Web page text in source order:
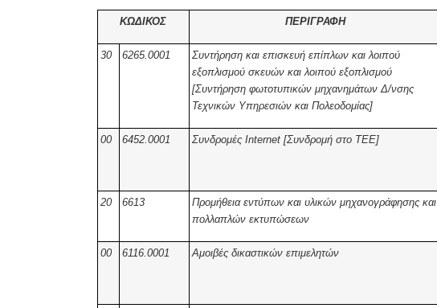
ΚΩΔΙΚΟΣ ΠΕΡΙΓΡΑΦΗ
30 6265.0001
Συντήρηση και επισκευή επίπλων και λοιπού
εξοπλισμού σκευών και λοιπού εξοπλισμού
[Συντήρηση φωτοτυπικών μηχανημάτων Δ/νσης
Τεχνικών Υπηρεσιών και Πολεοδομίας]
00 6452.0001 Συνδρομές Internet [Συνδρομή στο ΤΕΕ]
20 6613
Προμήθεια εντύπων και υλικών μηχανογράφησης και
πολλαπλών εκτυπώσεων
00 6116.0001 Αμοιβές δικαστικών επιμελητών